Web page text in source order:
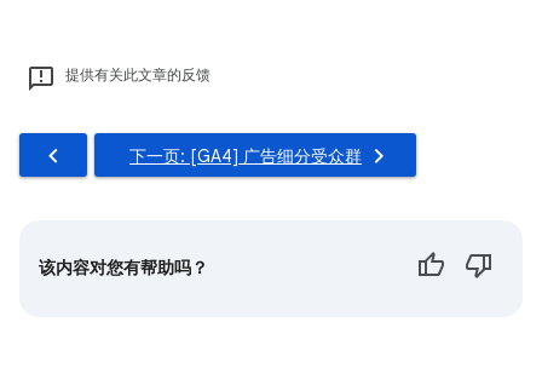
提供有关此文章的反馈
下一页: [GA4] 广告细分受众群
该内容对您有帮助吗？